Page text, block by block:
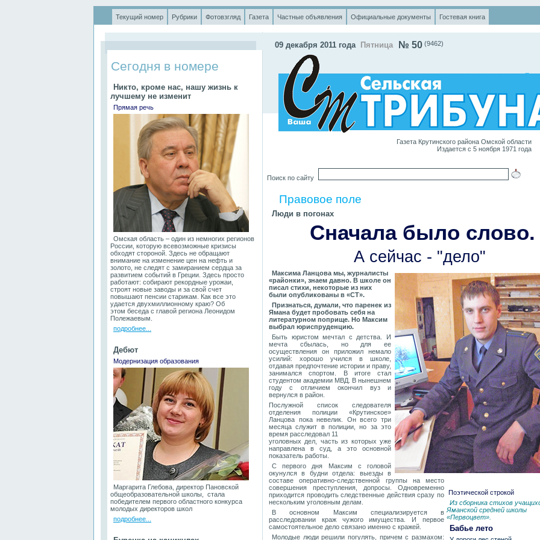
Текущий номер Рубрики Фотовзгляд Газета Частные объявления Официальные документы
Гостевая книга
Сегодня в номере
Никто, кроме нас, нашу жизнь к
лучшему не изменит
Прямая речь
Омская область – один из немногих регионов
России, которую всевозможные кризисы
обходят стороной. Здесь не обращают
внимание на изменение цен на нефть и
золото, не следят с замиранием сердца за
развитием событий в Греции. Здесь просто
работают: собирают рекордные урожаи,
строят новые заводы и за свой счет
повышают пенсии старикам. Как все это
удается двухмиллионному краю? Об
этом беседа с главой региона Леонидом
Полежаевым.
подробнее...
Дебют
Модернизация образования
Маргарита Глебова, директор Пановской
общеобразовательной школы, стала
победителем первого областного конкурса
молодых директоров школ
подробнее...
09 декабря 2011 года Пятница № 50 (9462)
Газета Крутинского района Омской области
Издается с 5 ноября 1971 года
Поиск по сайту
Правовое поле
Люди в погонах
Сначала было слово.
А сейчас - "дело"
Максима Ланцова мы, журналисты
«районки», знаем давно. В школе он
писал стихи, некоторые из них
были опубликованы в «СТ».
Признаться, думали, что паренек из
Ямана будет пробовать себя на
литературном поприще. Но Максим
выбрал юриспруденцию.
Быть юристом мечтал с детства. И
мечта сбылась, но для ее
осуществления он приложил немало
усилий: хорошо учился в школе,
отдавая предпочтение истории и праву,
занимался спортом. В итоге стал
студентом академии МВД. В нынешнем
году с отличием окончил вуз и
вернулся в район.
Послужной список следователя
отделения полиции «Крутинское»
Ланцова пока невелик. Он всего три
месяца служит в полиции, но за это
время расследовал 11
Поэтической строкой
Из сборника стихов
Яманской средней школы
«Первоцвет».
Бабье лето
уголовных дел, часть из которых уже
направлена в суд, а это основной
показатель работы.
С первого дня Максим с головой
окунулся в будни отдела: выезды в
составе оперативно-следственной группы на место
совершения преступления, допросы. Одновременно
приходится проводить следственные действия сразу по
нескольким уголовным делам.
В основном Максим специализируется в
расследовании краж чужого имущества. И первое
самостоятельное дело связано именно с кражей.
Молодые люди решили погулять, причем с размахом: